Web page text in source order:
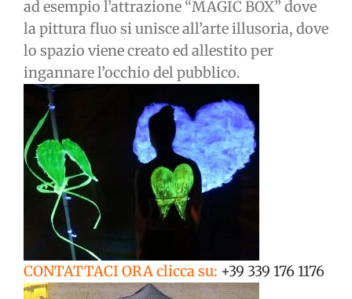
ad esempio l’attrazione “MAGIC BOX” dove
la pittura fluo si unisce all’arte illusoria, dove
lo spazio viene creato ed allestito per
ingannare l’occhio del pubblico.
CONTATTACI ORA clicca su: +39 339 176 1176